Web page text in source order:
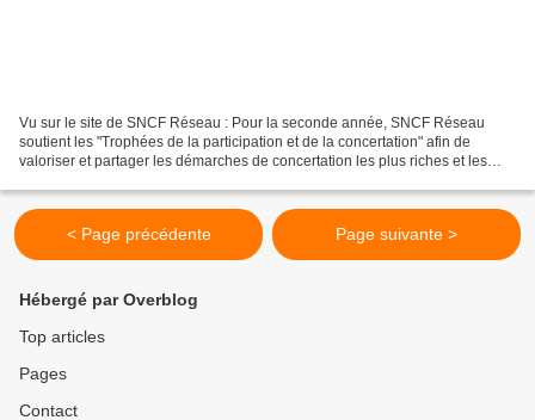
Vu sur le site de SNCF Réseau : Pour la seconde année, SNCF Réseau
soutient les "Trophées de la participation et de la concertation" afin de
valoriser et partager les démarches de concertation les plus riches et les
< Page précédente Page suivante >
Hébergé par Overblog
Top articles
Pages
Contact